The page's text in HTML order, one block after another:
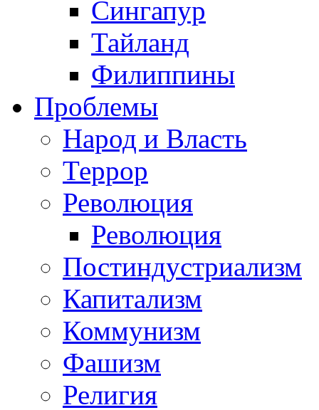
Сингапур
Тайланд
Филиппины
Проблемы
Народ и Власть
Террор
Революция
Революция
Постиндустриализм
Капитализм
Коммунизм
Фашизм
Религия